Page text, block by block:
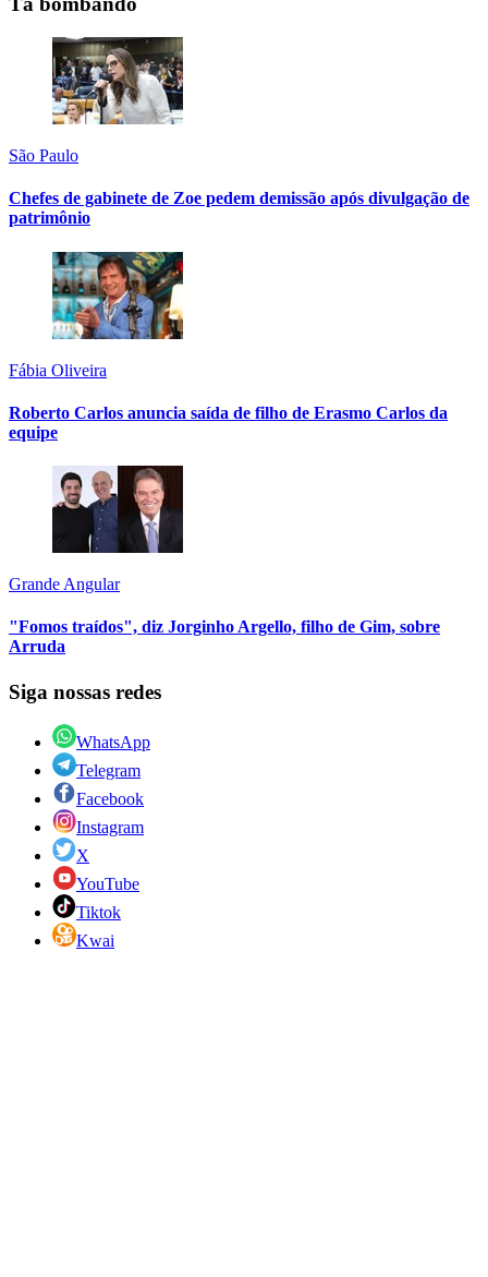
São Paulo
Chefes de gabinete de Zoe pedem demissão após divulgação de
patrimônio
Fábia Oliveira
Roberto Carlos anuncia saída de filho de Erasmo Carlos da
equipe
Grande Angular
"Fomos traídos", diz Jorginho Argello, filho de Gim, sobre
Arruda
Siga nossas redes
WhatsApp
Telegram
Facebook
Instagram
X
YouTube
Tiktok
Kwai